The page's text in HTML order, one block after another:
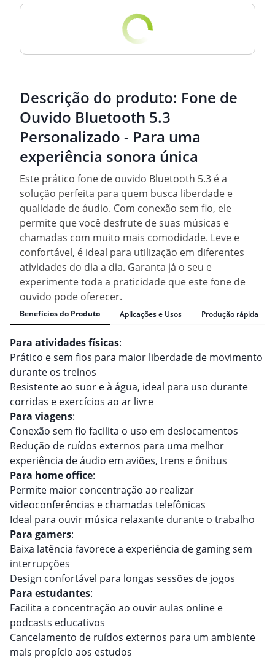
Descrição do produto: Fone de
Ouvido Bluetooth 5.3
Personalizado - Para uma
experiência sonora única
Este prático fone de ouvido Bluetooth 5.3 é a
solução perfeita para quem busca liberdade e
qualidade de áudio. Com conexão sem fio, ele
permite que você desfrute de suas músicas e
chamadas com muito mais comodidade. Leve e
confortável, é ideal para utilização em diferentes
atividades do dia a dia. Garanta já o seu e
experimente toda a praticidade que este fone de
ouvido pode oferecer.
Benefícios do Produto Aplicações e Usos Produção rápida
Para atividades físicas:
Prático e sem fios para maior liberdade de movimento
durante os treinos
Resistente ao suor e à água, ideal para uso durante
corridas e exercícios ao ar livre
Para viagens:
Conexão sem fio facilita o uso em deslocamentos
Redução de ruídos externos para uma melhor
experiência de áudio em aviões, trens e ônibus
Para home office:
Permite maior concentração ao realizar
videoconferências e chamadas telefônicas
Ideal para ouvir música relaxante durante o trabalho
Para gamers:
Baixa latência favorece a experiência de gaming sem
interrupções
Design confortável para longas sessões de jogos
Para estudantes:
Facilita a concentração ao ouvir aulas online e
podcasts educativos
Cancelamento de ruídos externos para um ambiente
mais propício aos estudos